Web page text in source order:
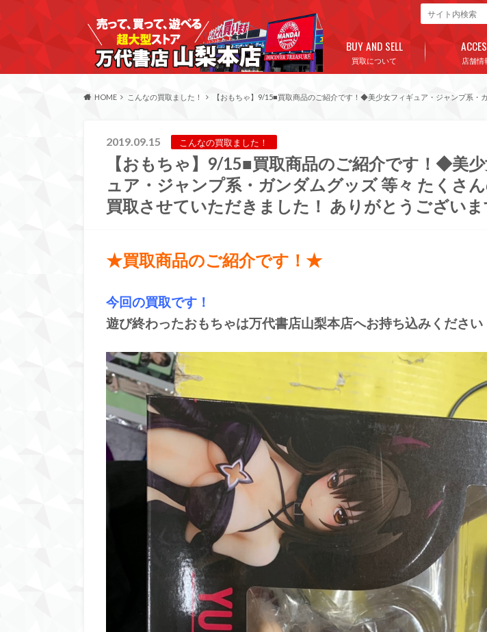
買取について
BUY AND SELL
店舗情
HOME こんなの買取ました！ 【おもちゃ】9/15■買取商品のご紹介です！◆美少女フィギュア・ジャンプ系
2019.09.15 こんなの買取ました！
【おもちゃ】9/15■買取商品のご紹介です！◆美
ュア・ジャンプ系・ガンダムグッズ 等々 たくさ
買取させていただきました！ ありがとうござい
★買取商品のご紹介です！★
今回の買取です！
遊び終わったおもちゃは万代書店山梨本店へお持ち込みください